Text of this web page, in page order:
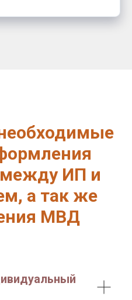
между ИП и
а так же
МВД